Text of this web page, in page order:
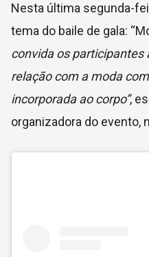
Nesta última segunda-
tema do baile de gala:
convida os participantes
relação com a moda
incorporada ao corpo”,
organizadora do evento,